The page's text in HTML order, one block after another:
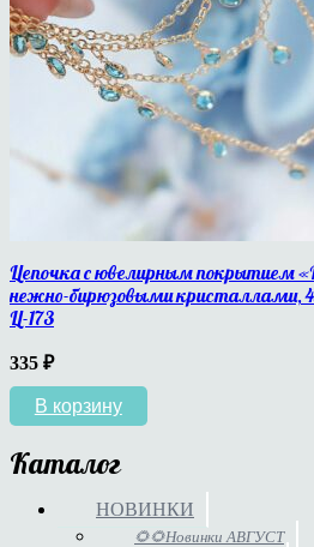
Цепочка с ювелирным покрытием
нежно-бирюзовыми кристаллами,
Ц-173
335 ₽
В корзину
Каталог
НОВИНКИ
🌻🌻Новинки АВГУСТ